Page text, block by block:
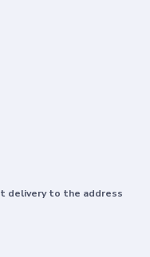
delivery to the address